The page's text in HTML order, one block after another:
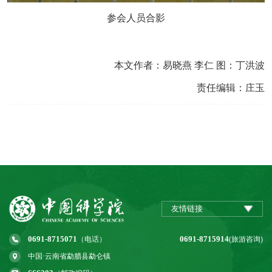
参会人员合影
本文作者：易晓燕 李仁 图：丁洪波
责任编辑：庄玉
友情链接
0691-8715071 （电话） 0691-8715914(旅游咨询)
中国·云南省勐腊县勐仑镇